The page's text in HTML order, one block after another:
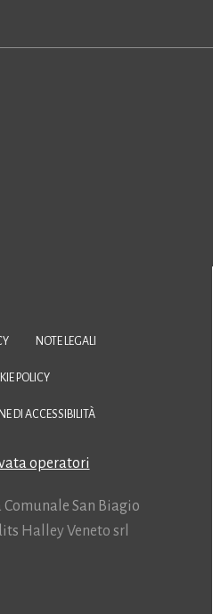
NOTE LEGALI
POLICY
DI ACCESSIBILITÀ
operatori
San Biagio
Halley Veneto srl